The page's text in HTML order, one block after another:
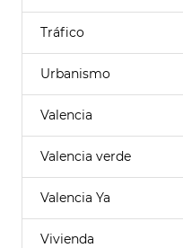
Tráfico
Urbanismo
Valencia
Valencia verde
Valencia Ya
Vivienda